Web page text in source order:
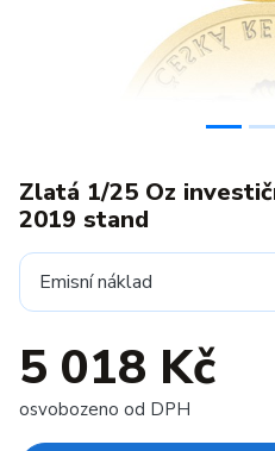
Zlatá 1/25 Oz
2019 stand
Emisní náklad
5 018 Kč
osvobozeno od DPH